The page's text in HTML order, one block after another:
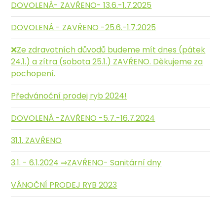
DOVOLENÁ- ZAVŘENO- 13.6.-1.7.2025
DOVOLENÁ - ZAVŘENO -25.6.-1.7.2025
❌️Ze zdravotních důvodů budeme mít dnes (pátek
24.1.) a zítra (sobota 25.1.) ZAVŘENO. Děkujeme za
pochopení.
Předvánoční prodej ryb 2024!
DOVOLENÁ -ZAVŘENO -5.7.-16.7.2024
31.1. ZAVŘENO
3.1. - 6.1.2024 ⇒ZAVŘENO- Sanitární dny
VÁNOČNÍ PRODEJ RYB 2023